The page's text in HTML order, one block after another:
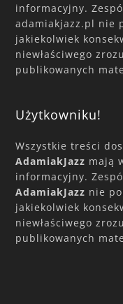
informacyjny.
adamiakjazz.pl nie
jakiekolwiek
niewłaściwego
publikowanych
Użytkowniku!
Wszystkie treści
AdamiakJazz mają
informacyjny.
AdamiakJazz nie
jakiekolwiek
niewłaściwego
publikowanych